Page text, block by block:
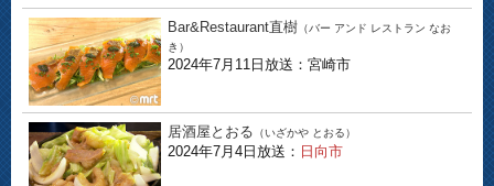
Bar&Restaurant直樹 （バー アンド レストラン なお
き）
2024年7月11日放送：宮崎市
居酒屋とおる （いざかや とおる）
2024年7月4日放送： 日向市